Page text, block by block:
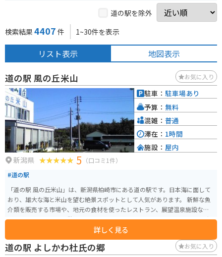
道の駅を除外
検索結果 4407 件 1~30件を表示
リスト表示 地図表示
道の駅 風の丘米山 お気に入り
新潟県 5 （口コミ1件）
#道の駅
「道の駅 風の丘米山」は、新潟県柏崎市にある道の駅です。日本海に面して
おり、雄大な海と米山を望む絶景スポットとして人気があります。 新鮮な魚
介類を販売する市場や、地元の食材を使ったレストラン、展望温泉施設など
があり、ドライブの休憩にも最適です。 バイクで訪れる場合、道の駅には広
い駐車場が完備されているので安心です。日本海沿いの道を走る爽快感は格
別なので、ツーリングにもおすすめです。 特産品は、米山麓で収穫されたコ
シヒカリや、日本海の新鮮な魚介類、笹団子などが人気です。 周辺には、米
詳しく見る
駐車： 駐車場あり
予算： 無料
混雑： 普通
滞在： 1時間
施設： 屋内
道の駅 よしかわ杜氏の郷 お気に入り